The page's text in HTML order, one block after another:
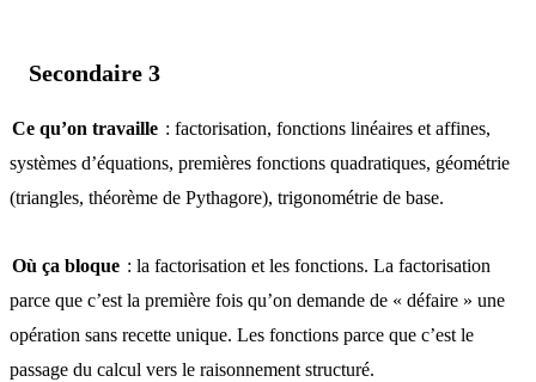
Secondaire 3
Ce qu’on travaille : factorisation, fonctions linéaires et affines,
systèmes d’équations, premières fonctions quadratiques, géométrie
(triangles, théorème de Pythagore), trigonométrie de base.
Où ça bloque : la factorisation et les fonctions. La factorisation
parce que c’est la première fois qu’on demande de « défaire » une
opération sans recette unique. Les fonctions parce que c’est le
passage du calcul vers le raisonnement structuré.